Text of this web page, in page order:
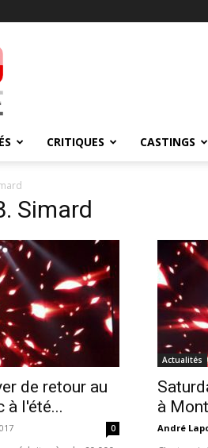
CRITIQUES CASTINGS
Simard
de retour au
à l'été...
0
Actualités
à
André